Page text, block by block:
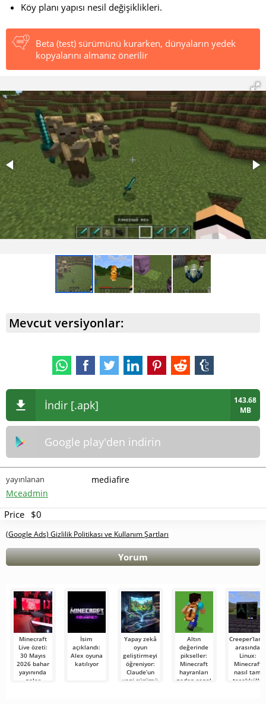
Köy planı yapısı nesil değişiklikleri.
Beta (test) sürümünü kurarken, dünyaların yedek
kopyalarını almanız önerilir
Mevcut versiyonlar:
İndir [.apk]
143.68
MB
Google play'den indirin
yayınlanan
Mceadmin
mediafire
Price $0
(Google Ads) Gizlilik Politikası ve Kullanım Şartları
Yorum
Minecraft
Live özeti:
30 Mayıs
2026 bahar
yayınında
neler
İsim
açıklandı:
Alex oyuna
katılıyor
Yapay zekâ
oyun
geliştirmeyi
öğreniyor:
Claude’un
yeni sürümü
Altın
değerinde
pikseller:
Minecraft
hayranları
neden sanal
Creeper’ların
arasında
Linux:
Minecraft
nasıl tam
teşekküllü